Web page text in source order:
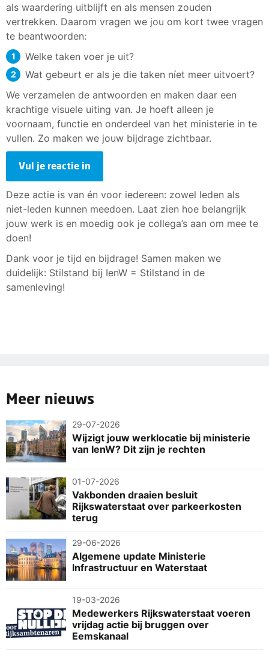
als waardering uitblijft en als mensen zouden
vertrekken. Daarom vragen we jou om kort twee vragen
te beantwoorden:
Welke taken voer je uit?
Wat gebeurt er als je die taken níet meer uitvoert?
We verzamelen de antwoorden en maken daar een
krachtige visuele uiting van. Je hoeft alleen je
voornaam, functie en onderdeel van het ministerie in te
vullen. Zo maken we jouw bijdrage zichtbaar.
Vul je reactie in
Deze actie is van én voor iedereen: zowel leden als
niet-leden kunnen meedoen. Laat zien hoe belangrijk
jouw werk is en moedig ook je collega’s aan om mee te
doen!
Dank voor je tijd en bijdrage! Samen maken we
duidelijk: Stilstand bij IenW = Stilstand in de
samenleving!
Meer nieuws
29-07-2026
Wijzigt jouw werklocatie bij ministerie
van IenW? Dit zijn je rechten
01-07-2026
Vakbonden draaien besluit
Rijkswaterstaat over parkeerkosten
terug
29-06-2026
Algemene update Ministerie
Infrastructuur en Waterstaat
19-03-2026
Medewerkers Rijkswaterstaat voeren
vrijdag actie bij bruggen over
Eemskanaal